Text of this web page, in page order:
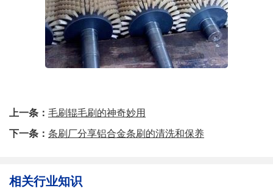
上一条： 毛刷辊毛刷的神奇妙用
下一条： 条刷厂分享铝合金条刷的清洗和保养
相关行业知识